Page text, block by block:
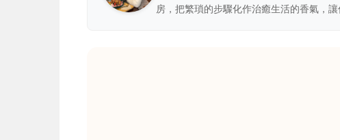
房，把繁瑣的步驟化作治癒生活的香氣，